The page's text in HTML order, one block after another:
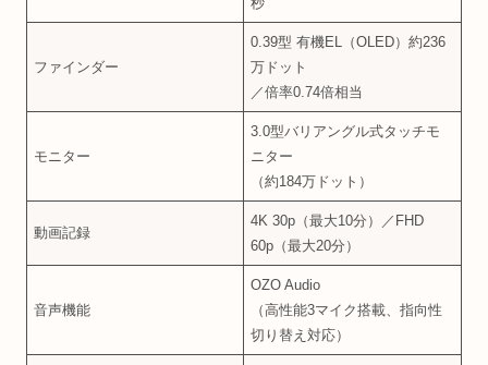
ファインダー
0.39型 有機EL（OLED）約236
万ドット
／倍率0.74倍相当
モニター
3.0型バリアングル式タッチモ
ニター
（約184万ドット）
動画記録
4K 30p（最大10分）／FHD
60p（最大20分）
音声機能
OZO Audio
（高性能3マイク搭載、指向性
切り替え対応）